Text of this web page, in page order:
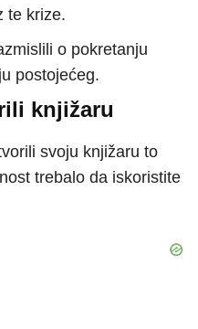
te krize.
o pokretanju
postojećeg.
knjižaru
svoju knjižaru to
trebalo da iskoristite